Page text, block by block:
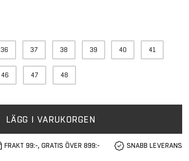
36 37 38 39 40 41
46 47 48
LÄGG I VARUKORGEN
FRAKT 99:-, GRATIS ÖVER 899:- SNABB LEVERANS